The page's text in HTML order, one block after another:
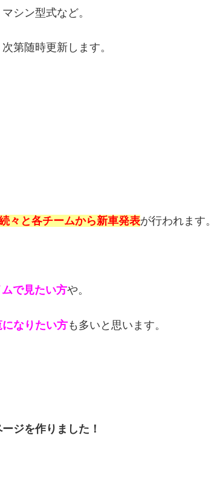
シン型式など。
第随時更新します。
々と各チームから新車発表が行われます。
で見たい方や。
なりたい方も多いと思います。
ジを作りました！